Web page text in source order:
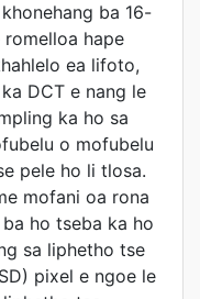
ba 16-
romelloa hape
ea lifoto,
DCT e nang le
ka ho sa
o mofubelu
pele ho li tlosa.
mofani oa rona
ho tseba ka ho
sa liphetho tse
pixel e ngoe le